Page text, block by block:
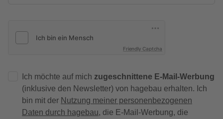
Friendly Captcha
Ich möchte auf mich zugeschnittene E-Mail-Werbung
(inklusive den Newsletter) von hagebau erhalten. Ich
bin mit der Nutzung meiner personenbezogenen
Daten durch hagebau, die E-Mail-Werbung, die